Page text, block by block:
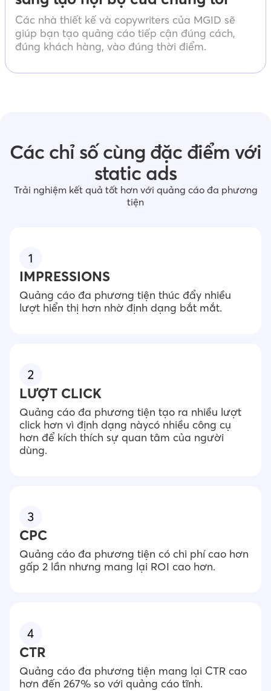
Các nhà thiết kế và copywriters của MGID sẽ
giúp bạn tạo quảng cáo tiếp cận đúng cách,
đúng khách hàng, vào đúng thời điểm.
Các chỉ số cùng đặc điểm với
static ads
Trải nghiệm kết quả tốt hơn với quảng cáo đa phương
tiện
IMPRESSIONS
Quảng cáo đa phương tiện thúc đẩy nhiều
lượt hiển thị hơn nhờ định dạng bắt mắt.
LƯỢT CLICK
Quảng cáo đa phương tiện tạo ra nhiều lượt
click hơn vì định dạng nàycó nhiều công cụ
hơn để kích thích sự quan tâm của người
dùng.
CPC
Quảng cáo đa phương tiện có chi phí cao hơn
gấp 2 lần nhưng mang lại ROI cao hơn.
CTR
Quảng cáo đa phương tiện mang lại CTR cao
hơn đến 267% so với quảng cáo tĩnh.